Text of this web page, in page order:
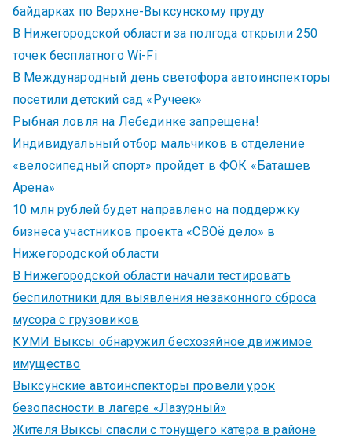
байдарках по Верхне-Выксунскому пруду
В Нижегородской области за полгода открыли 250
точек бесплатного Wi-Fi
В Международный день светофора автоинспекторы
посетили детский сад «Ручеек»
Рыбная ловля на Лебединке запрещена!
Индивидуальный отбор мальчиков в отделение
«велосипедный спорт» пройдет в ФОК «Баташев
Арена»
10 млн рублей будет направлено на поддержку
бизнеса участников проекта «СВОё дело» в
Нижегородской области
В Нижегородской области начали тестировать
беспилотники для выявления незаконного сброса
мусора с грузовиков
КУМИ Выксы обнаружил бесхозяйное движимое
имущество
Выксунские автоинспекторы провели урок
безопасности в лагере «Лазурный»
Жителя Выксы спасли с тонущего катера в районе